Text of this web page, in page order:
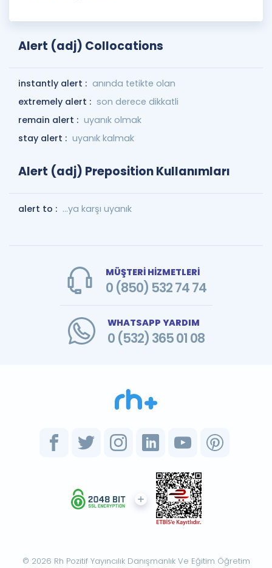
Alert (adj) Collocations
instantly alert : anında tetikte olan
extremely alert : son derece dikkatli
remain alert : uyanık olmak
stay alert : uyanık kalmak
Alert (adj) Preposition Kullanımları
alert to : ...ya karşı uyanık
MÜŞTERİ HİZMETLERİ
0 (850) 532 74 74
WHATSAPP YARDIM
0 (532) 365 01 08
© 2026 Rh Pozitif Yayıncılık Danışmanlık Ve Eğitim Öğretim